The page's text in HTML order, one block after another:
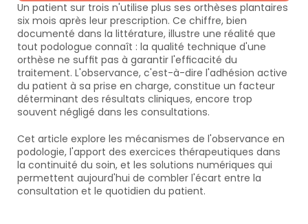
Un patient sur trois n'utilise plus ses orthèses plantaires
six mois après leur prescription. Ce chiffre, bien
documenté dans la littérature, illustre une réalité que
tout podologue connaît : la qualité technique d'une
orthèse ne suffit pas à garantir l'efficacité du
traitement. L'observance, c'est-à-dire l'adhésion active
du patient à sa prise en charge, constitue un facteur
déterminant des résultats cliniques, encore trop
souvent négligé dans les consultations.
Cet article explore les mécanismes de l'observance en
podologie, l'apport des exercices thérapeutiques dans
la continuité du soin, et les solutions numériques qui
permettent aujourd'hui de combler l'écart entre la
consultation et le quotidien du patient.